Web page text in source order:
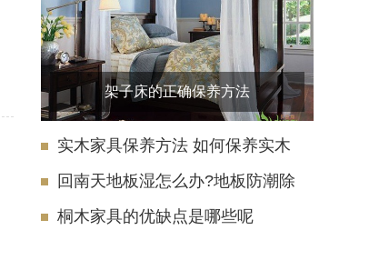
架子床的正确保养方法
实木家具保养方法 如何保养实木
回南天地板湿怎么办?地板防潮除
桐木家具的优缺点是哪些呢